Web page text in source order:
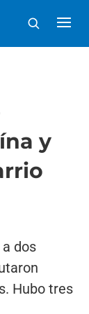
y
dos
Hubo tres